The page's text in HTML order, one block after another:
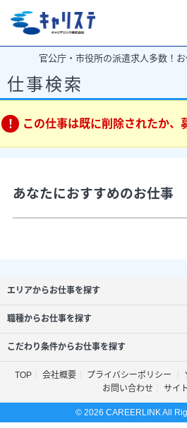
官公庁・市役所の派遣求人多数！
仕事検索
この仕事は既に削除されたか、
あなたにおすすめのお仕事
エリアからお仕事を探す
職種からお仕事を探す
こだわり条件からお仕事を探す
TOP 会社概要 プライバシーポリシー
お問い合わせ
サイ
© 2026 CAREERLINK All